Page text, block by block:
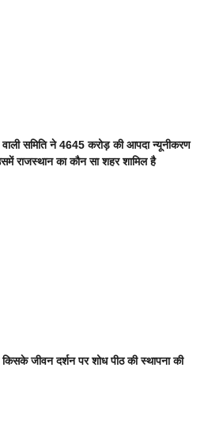
समिति ने 4645 करोड़ की आपदा न्यूनीकरण
राजस्थान का कौन सा शहर शामिल है
किसके जीवन दर्शन पर शोध पीठ की स्थापना की